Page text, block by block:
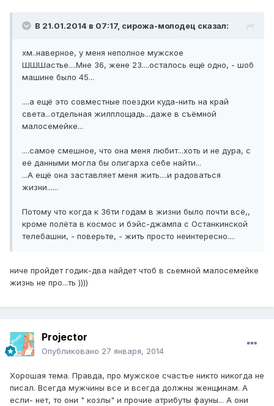
В 21.01.2014 в 07:17, сирожа-молодец сказал:
хм..наверное, у меня неполное мужское
ШШШастье....Мне 36, жене 23....осталось ещё одно, - шоб
машине было 45...
....а ещё это совместные поездки куда-нить на край
света...отдельная жилплощадь...даже в съёмной
малосемейке...
....самое смешное, что она меня любит...хоть и не дура, с
её данными могла бы олигарха себе найти...
...А ещё она заставляет меня жить....и радоваться
жизни......
Потому что когда к 36ти годам в жизни было почти всё,,
кроме полёта в космос и бэйс-джампа с Останкинской
телебашни, - поверьте, - жить просто неинтересно....
ниче пройдет годик-два найдет чтоб в сьемной малосемейке
жизнь не про...ть ))))
Projector
Опубликовано 27 января, 2014
Хорошая тема. Правда, про мужское счастье никто никогда не
писал. Всегда мужчины все и всегда должны женщинам. А
если- нет, то они " козлы" и прочие атрибуты фауны... А они